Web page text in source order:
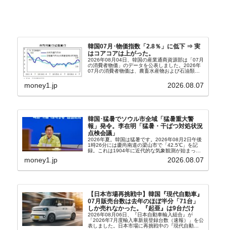
韓国07月･物価指数「2.8％」に低下 ⇒ 実
はコアコアは上がった。
2026年08月04日、韓国の産業通商資源部は「07月
の消費者物価」のデータを公表しました。2026年
07月の消費者物価は、農畜水産物および石油類の
2.8％上昇（06月は3.2％）となり、上昇率は前...
money1.jp 2026.08.07
韓国･猛暑でソウル市全域「猛暑重大警
報」発令。李在明「猛暑・干ばつ対処状況
点検会議」
2026年夏。韓国は猛暑です。2026年08月2日午後
1時26分には慶尚南道の梁山市で「42.5℃」を記
録。これは1904年に近代的な気象観測が始まって
以来の韓国史上最高気温です。08月04日には、ソ
ウル市全域への「猛暑重大警報」が発令され...
money1.jp 2026.08.07
【日本市場再挑戦中】韓国『現代自動車』
07月販売台数は去年のほぼ半分「71台」
しか売れなかった。『起亜』は9台だけ
2026年08月06日、『日本自動車輸入組合』が
「2026年7月度輸入車新規登録台数（速報）」を公
表しました。日本市場に再挑戦中の『現代自動